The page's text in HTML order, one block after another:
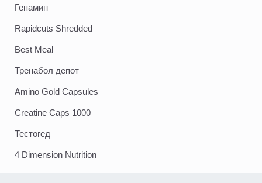
Гепамин
Rapidcuts Shredded
Best Meal
Тренабол депот
Amino Gold Capsules
Creatine Caps 1000
Тестогед
4 Dimension Nutrition